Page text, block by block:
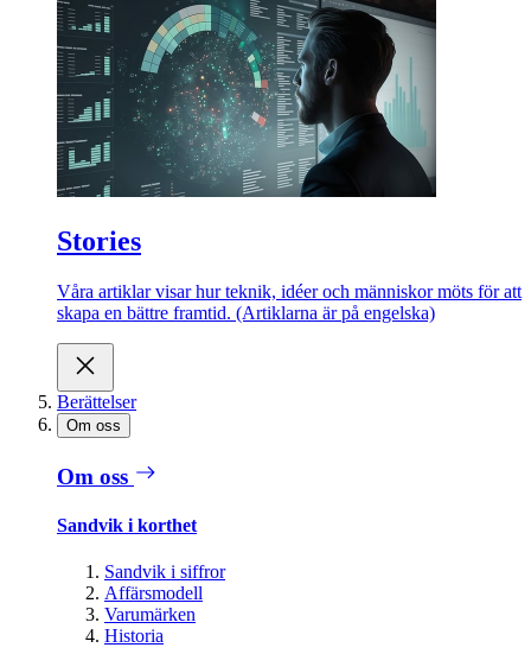
Stories
Våra artiklar visar hur teknik, idéer och människor möts för att
skapa en bättre framtid. (Artiklarna är på engelska)
Berättelser
Om oss
Om oss
Sandvik i korthet
Sandvik i siffror
Affärsmodell
Varumärken
Historia